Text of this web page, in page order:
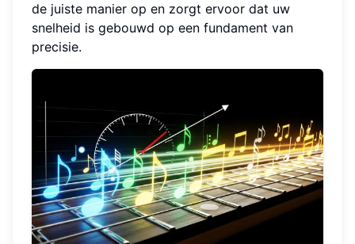
de juiste manier op en zorgt ervoor dat uw
snelheid is gebouwd op een fundament van
precisie.